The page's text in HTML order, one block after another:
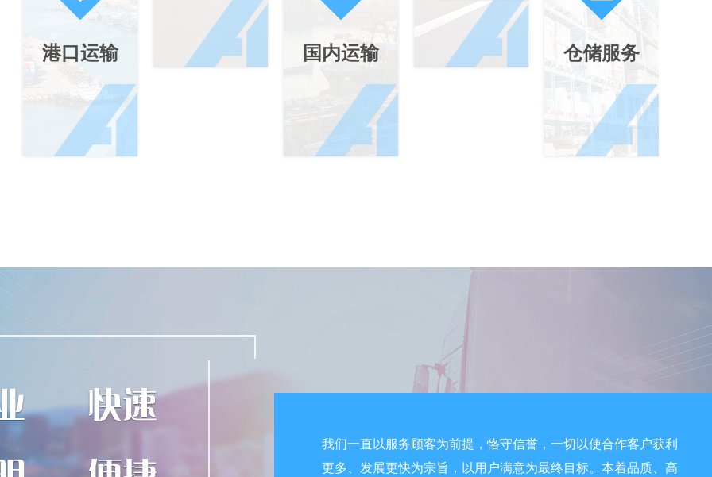
港口运输 国内运输 仓储服务
我们一直以服务顾客为前提，恪守信誉，一切以使合作客户获利
更多、发展更快为宗旨，以用户满意为最终目标。本着品质、高